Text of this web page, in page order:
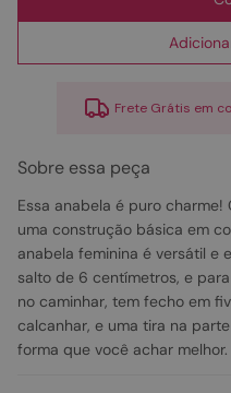
Frete Grátis em
Sobre essa peça
Essa anabela é puro
uma construção básica em
anabela feminina é versátil e
salto de 6 centímetros, e
no caminhar, tem fecho em
calcanhar, e uma tira na
forma que você achar melhor.